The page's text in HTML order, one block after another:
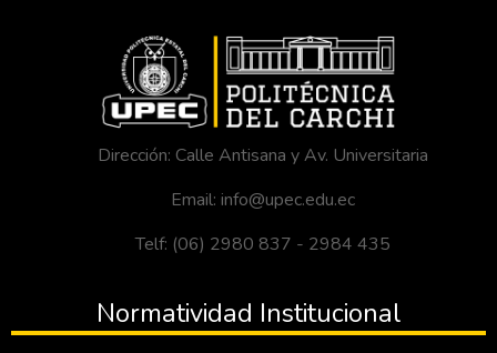
Dirección: Calle Antisana y Av. Universitaria
Email: info@upec.edu.ec
Telf: (06) 2980 837 - 2984 435
Normatividad Institucional